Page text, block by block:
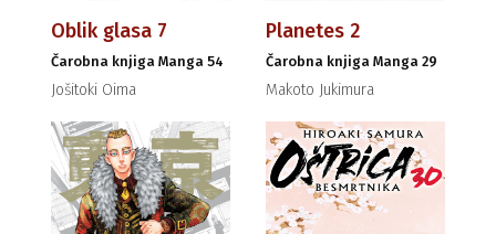
Oblik glasa 7
Čarobna knjiga Manga 54
Jošitoki Oima
Planetes 2
Čarobna knjiga Manga 29
Makoto Jukimura